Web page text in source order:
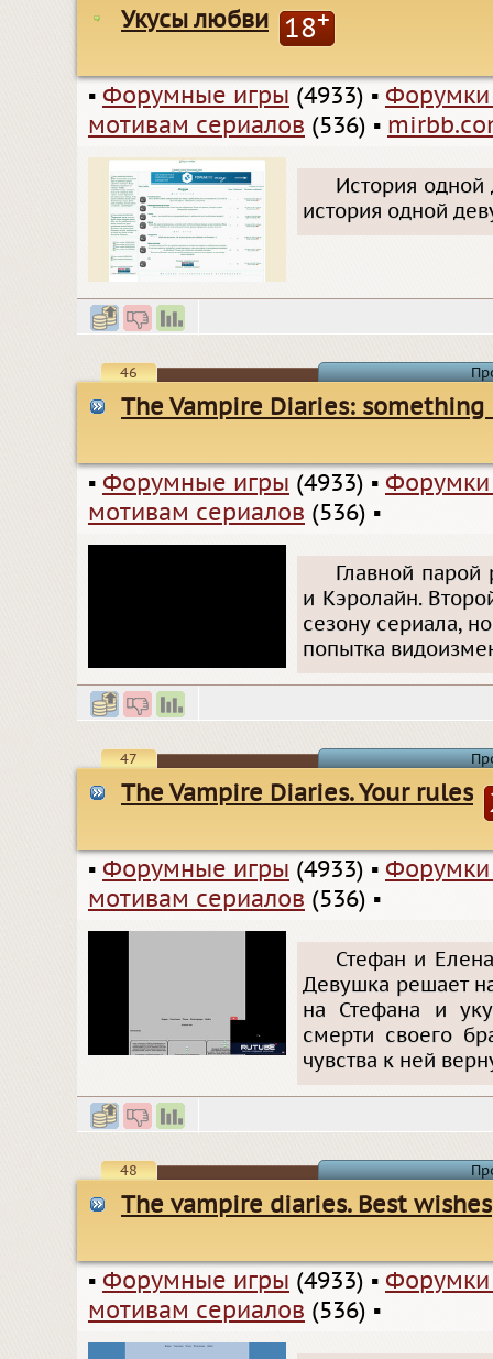
Укусы любви 18+
▪ Форумные игры (4933) ▪
мотивам сериалов (536) ▪
История
история одной
46
The Vampire Diaries:
▪ Форумные игры (4933) ▪
мотивам сериалов (536) ▪
Главной парой
и Кэролайн.
сезону сериала,
попытка
47
The Vampire Diaries. Your rules
▪ Форумные игры (4933) ▪
мотивам сериалов (536) ▪
Стефан и
Девушка решает
на Стефана и
смерти своего
чувства к ней
48
The vampire diaries. Best wishes
▪ Форумные игры (4933) ▪
мотивам сериалов (536) ▪